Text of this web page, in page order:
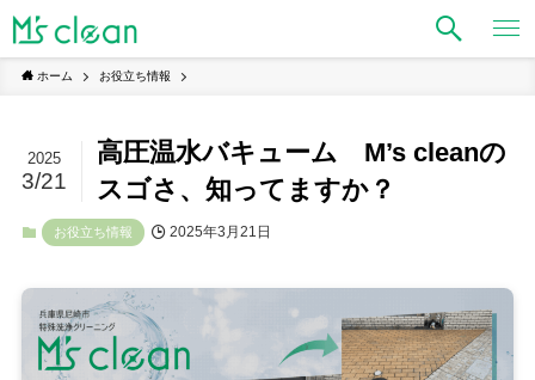
ホーム お役立ち情報
高圧温水バキューム M’s cleanの
スゴさ、知ってますか？
2025
3/21
お役立ち情報 2025年3月21日